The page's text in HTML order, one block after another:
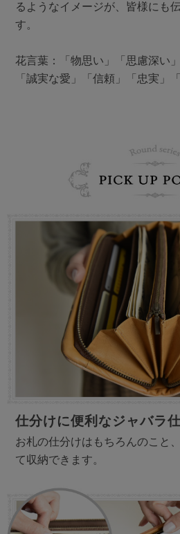
るようなイメージが、皆様にも
す。
花言葉：「物思い」「思慮深い
「誠実な愛」「信頼」「忠実」
仕分けに便利なジャバラ
お札の仕分けはもちろんのこと
て収納できます。